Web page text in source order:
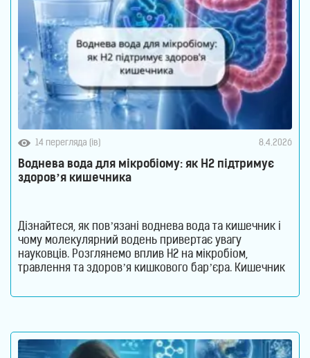
14 перегляда (ів) 8.4.2026
Воднева вода для мікробіому: як H2 підтримує
здоров’я кишечника
Дізнайтеся, як пов’язані воднева вода та кишечник і
чому молекулярний водень привертає увагу
науковців. Розглянемо вплив H2 на мікробіом,
травлення та здоров’я кишкового бар’єра. Кишечник
лише за перетравлення їжі. Сьогодні науковці
клітин, відбувається активний обмін речовин